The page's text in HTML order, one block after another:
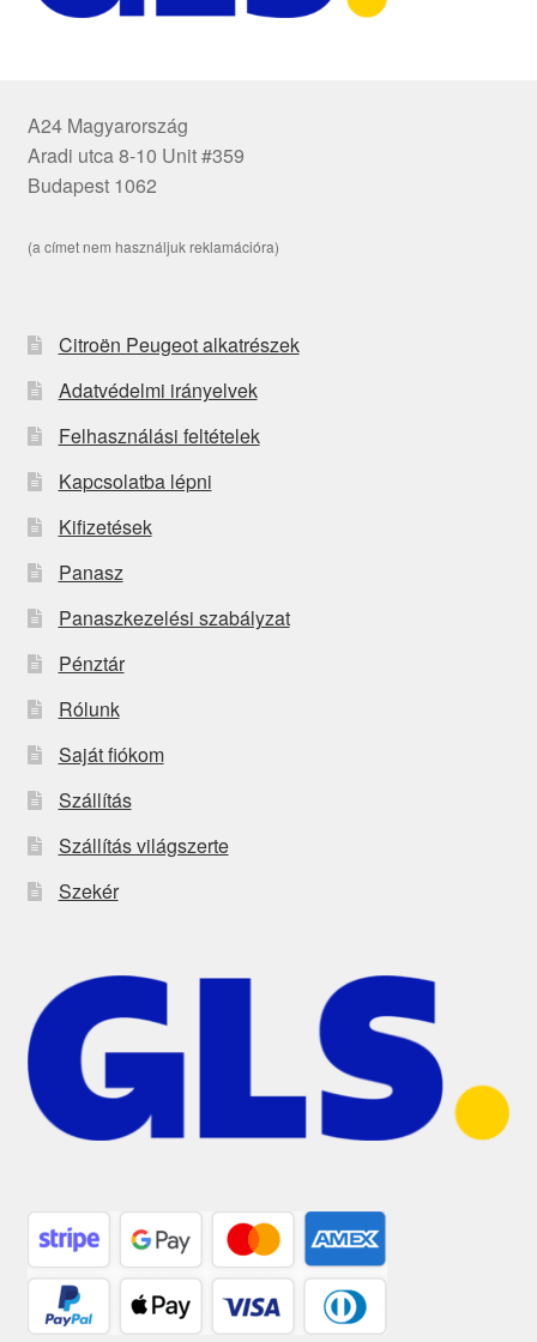
A24 Magyarország
Aradi utca 8-10 Unit #359
Budapest 1062
(a címet nem használjuk reklamációra)
Citroën Peugeot alkatrészek
Adatvédelmi irányelvek
Felhasználási feltételek
Kapcsolatba lépni
Kifizetések
Panasz
Panaszkezelési szabályzat
Pénztár
Rólunk
Saját fiókom
Szállítás
Szállítás világszerte
Szekér